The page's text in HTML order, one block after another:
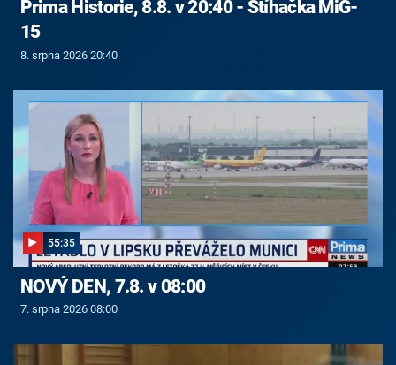
Prima Historie, 8.8. v 20:40 - Stíhačka MiG-
15
8. srpna 2026 20:40
55:35
NOVÝ DEN, 7.8. v 08:00
7. srpna 2026 08:00